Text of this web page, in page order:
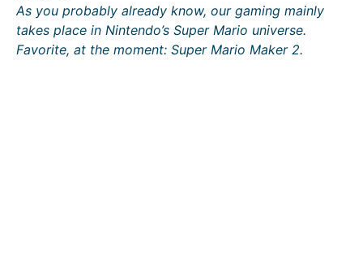
As you probably already know, our gaming mainly
takes place in Nintendo’s Super Mario universe.
Favorite, at the moment: Super Mario Maker 2.